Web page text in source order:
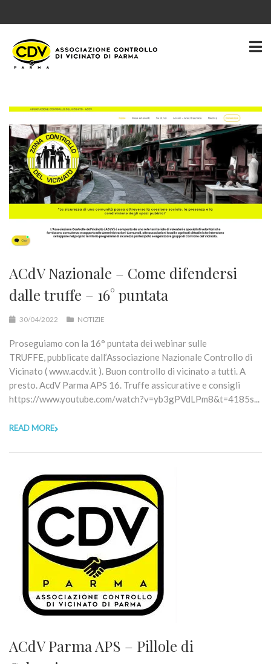
ACdV Nazionale – Come difendersi
dalle truffe – 16° puntata
30/04/2022 NOTIZIE
Proseguiamo con la 16° puntata dei webinar sulle
TRUFFE, pubblicate dall’Associazione Nazionale Controllo di
Vicinato ( www.acdv.it ). Buon controllo di vicinato a tutti. A
presto. AcdV Parma APS 16. Truffe assicurative e consigli
https://www.youtube.com/watch?v=yb3gPVdLPm8&t=4185s...
READ MORE
ACdV Parma APS – Pillole di